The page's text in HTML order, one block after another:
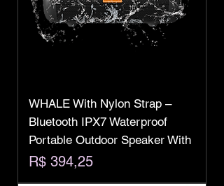
WHALE With Nylon Strap –
Bluetooth IPX7 Waterproof
Portable Outdoor Speaker With
Preço
R$ 394,25